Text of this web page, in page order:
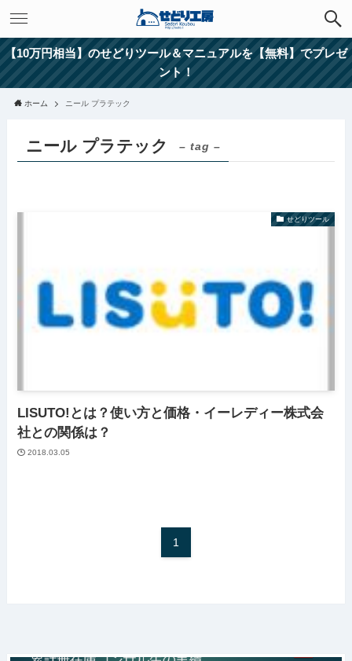
【10万円相当】のせどりツール＆マニュアルを【無料】でプレゼ
ント！
ホーム ニール プラテック
ニール プラテック – tag –
せどりツール
LISUTO!とは？使い方と価格・イーレディー株式会
社との関係は？
2018.03.05
1